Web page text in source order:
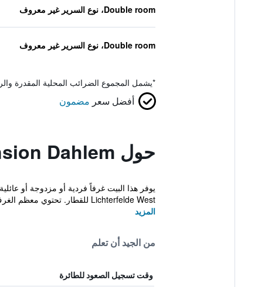
Double room، نوع السرير غير معروف
Double room، نوع السرير غير معروف
*يشمل المجموع الضرائب المحلية المقدرة
أفضل سعر مضمون
حول Hotel Pension Dahlem
Lichterfelde West للقطار. تحتوي معظم الغرف في فند...
المزيد
من الجيد أن تعلم
وقت تسجيل الصعود للطائرة